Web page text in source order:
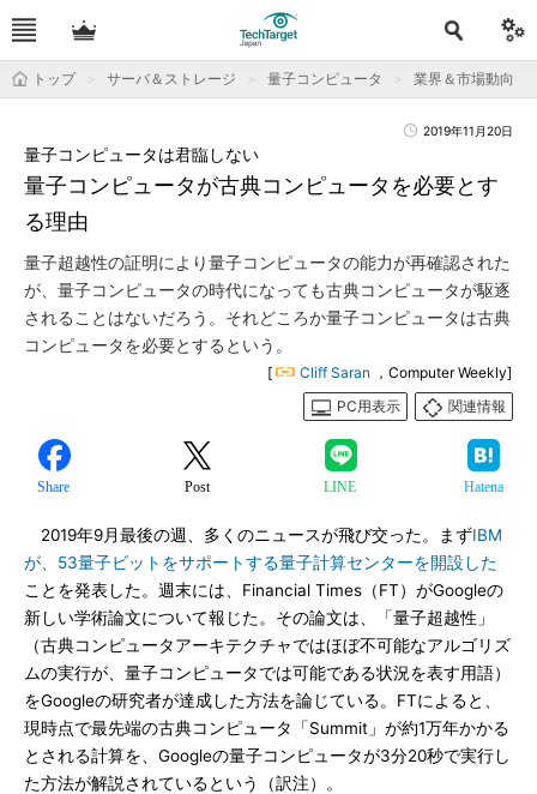
トップ サーバ＆ストレージ 量子コンピュータ 業界＆市場動向
2019年11月20日
量子コンピュータが古典コンピュータを必要とす
る理由
量子コンピュータは君臨しない
量子超越性の証明により量子コンピュータの能力が再確認された
が、量子コンピュータの時代になっても古典コンピュータが駆逐
されることはないだろう。それどころか量子コンピュータは古典
コンピュータを必要とするという。
[ Cliff Saran ，Computer Weekly]
PC用表示
関連情報
Share Post LINE Hatena
2019年9月最後の週、多くのニュースが飛び交った。まずIBM
が、53量子ビットをサポートする量子計算センターを開設した
ことを発表した。週末には、Financial Times（FT）がGoogleの
新しい学術論文について報じた。その論文は、「量子超越性」
（古典コンピュータアーキテクチャではほぼ不可能なアルゴリズ
ムの実行が、量子コンピュータでは可能である状況を表す用語）
をGoogleの研究者が達成した方法を論じている。FTによると、
現時点で最先端の古典コンピュータ「Summit」が約1万年かかる
とされる計算を、Googleの量子コンピュータが3分20秒で実行し
た方法が解説されているという（訳注）。